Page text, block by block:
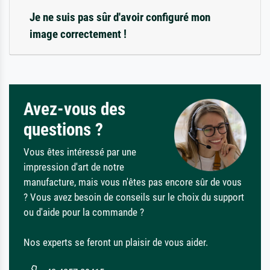
Je ne suis pas sûr d'avoir configuré mon
image correctement !
Avez-vous des
questions ?
Vous êtes intéressé par une
impression d'art de notre
manufacture, mais vous n'êtes pas encore sûr de vous
? Vous avez besoin de conseils sur le choix du support
ou d'aide pour la commande ?
Nos experts se feront un plaisir de vous aider.